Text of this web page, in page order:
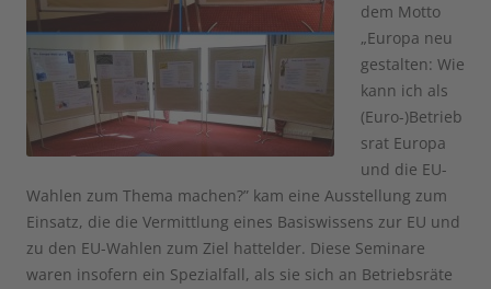
dem Motto
„Europa neu
gestalten: Wie
kann ich als
(Euro-)Betrieb
srat Europa
und die EU-
Wahlen zum Thema machen?” kam eine Ausstellung zum
Einsatz, die die Vermittlung eines Basiswissens zur EU und
zu den EU-Wahlen zum Ziel hattelder. Diese Seminare
waren insofern ein Spezialfall, als sie sich an Betriebsräte